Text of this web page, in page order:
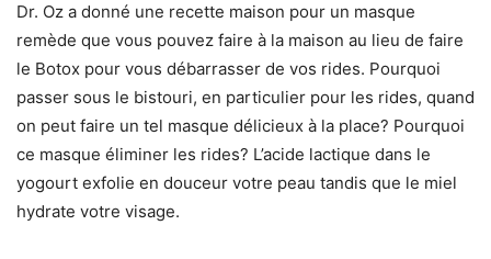
Dr. Oz a donné une recette maison pour un masque
remède que vous pouvez faire à la maison au lieu de faire
le Botox pour vous débarrasser de vos rides. Pourquoi
passer sous le bistouri, en particulier pour les rides, quand
on peut faire un tel masque délicieux à la place? Pourquoi
ce masque éliminer les rides? L’acide lactique dans le
yogourt exfolie en douceur votre peau tandis que le miel
hydrate votre visage.